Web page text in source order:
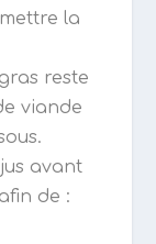
la
reste
viande
avant
de :